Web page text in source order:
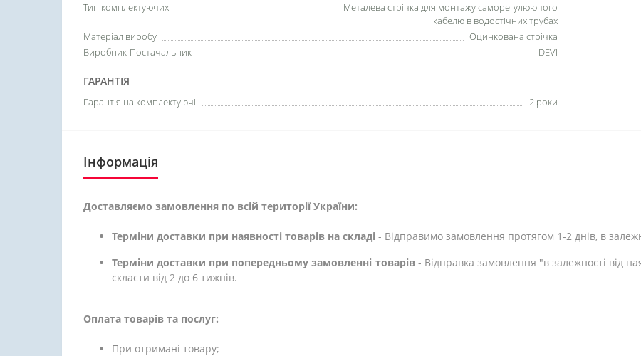
Тип комплектуючих
Металева стрічка для монтажу саморегулюючого
кабелю в водостічних трубах
Матеріал виробу
Оцинкована стрічка
Виробник-Постачальник
DEVI
ГАРАНТІЯ
Гарантія на комплектуючі 2 роки
Інформація
Доставляємо замовлення по всій території України:
Терміни доставки при наявності товарів на складі - Відправимо замовлення протягом 1-2 днів, в
Терміни доставки при попередньому замовленні товарів- Відправка замовлення "в залежності від
скласти від 2 до 6 тижнів.
Оплата товарів та послуг:
При отримані товару;